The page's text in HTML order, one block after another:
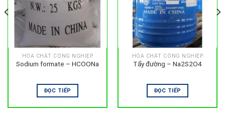
HÓA CHẤT CÔNG NGHIỆP
Sodium formate – HCOONa
ĐỌC TIẾP
HÓA CHẤT CÔNG NGHIỆP
Tẩy đường – Na2S2O4
ĐỌC TIẾP